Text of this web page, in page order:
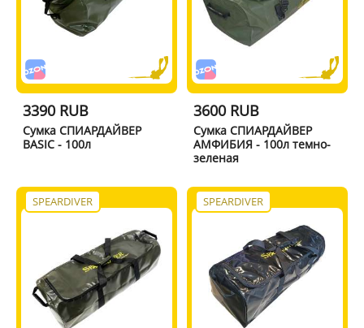
3390 RUB
Сумка СПИАРДАЙВЕР
BASIC - 100л
3600 RUB
Сумка СПИАРДАЙВЕР
АМФИБИЯ - 100л темно-
зеленая
SPEARDIVER SPEARDIVER